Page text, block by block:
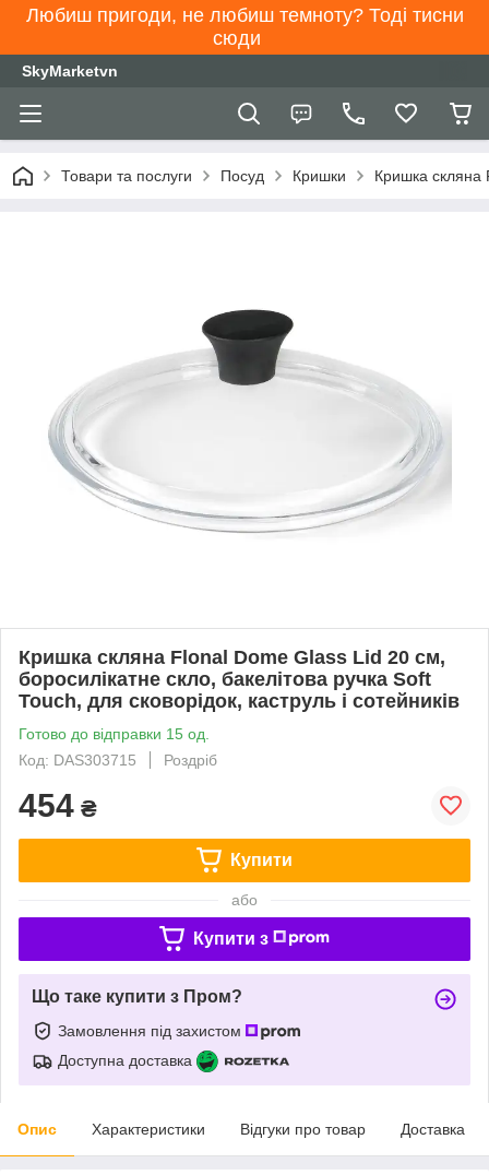
Любиш пригоди, не любиш темноту? Тоді тисни
сюди
SkyMarketvn
Товари та послуги Посуд Кришки Кришка скляна
Кришка скляна Flonal Dome Glass Lid 20 см,
боросилікатне скло, бакелітова ручка Soft
Touch, для сковорідок, каструль і сотейників
Готово до відправки 15 од.
Код: DAS303715
Роздріб
454 ₴
Купити
або
Купити з
Що таке купити з Пром?
Замовлення під захистом
Доступна доставка
Опис Характеристики Відгуки про товар Доставка